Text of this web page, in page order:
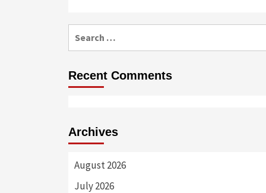
for:
Recent Comments
Archives
August 2026
July 2026